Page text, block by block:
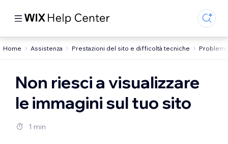
Home Assistenza Prestazioni del sito e difficoltà tecniche Problemi
Non riesci a visualizzare
le immagini sul tuo sito
1 min